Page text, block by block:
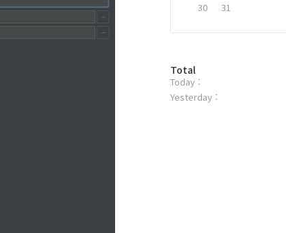
30
31
방
문
자
Total
Today :
Yesterday :